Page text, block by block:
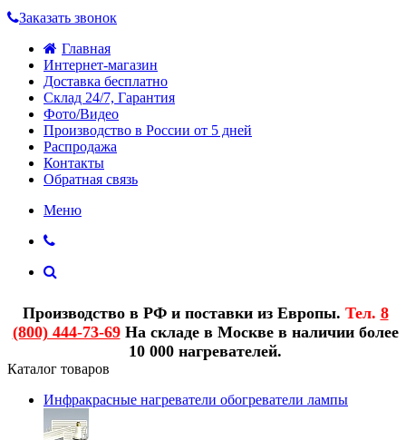
Заказать звонок
Главная
Интернет-магазин
Доставка бесплатно
Склад 24/7, Гарантия
Фото/Видео
Производство в России от 5 дней
Распродажа
Контакты
Обратная связь
Меню
Производство в РФ и поставки из Европы. Тел. 8
(800) 444-73-69На складе в Москве в наличии более
10 000 нагревателей.
Каталог товаров
Инфракрасные нагреватели обогреватели лампы